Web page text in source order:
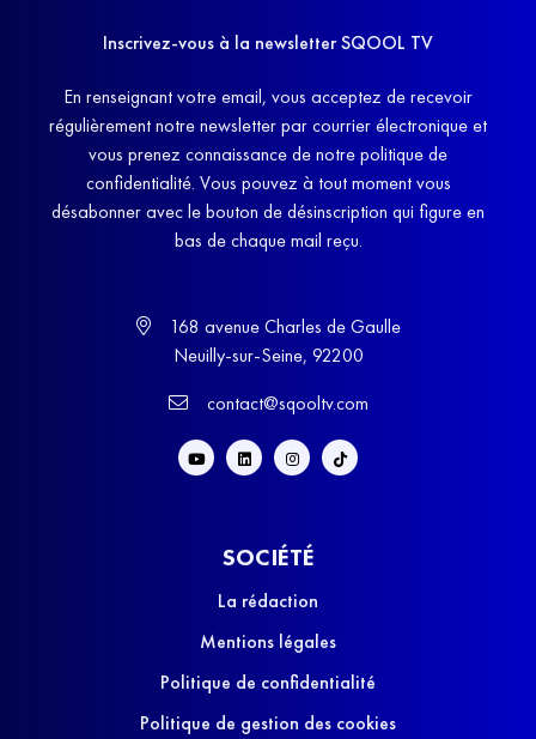
Inscrivez-vous à la newsletter SQOOL TV
En renseignant votre email, vous acceptez de recevoir
régulièrement notre newsletter par courrier électronique et
vous prenez connaissance de notre politique de
confidentialité. Vous pouvez à tout moment vous
désabonner avec le bouton de désinscription qui figure en
bas de chaque mail reçu.
168 avenue Charles de Gaulle
Neuilly-sur-Seine, 92200
contact@sqooltv.com
SOCIÉTÉ
La rédaction
Mentions légales
Politique de confidentialité
Politique de gestion des cookies